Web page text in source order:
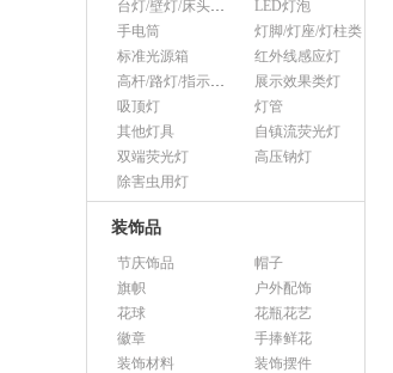
台灯/壁灯/床头灯/落地灯
LED灯泡
手电筒
灯脚/灯座/灯柱类
标准光源箱
红外线感应灯
高杆/路灯/指示灯类
展示效果类灯
吸顶灯
灯管
其他灯具
自镇流荧光灯
双端荧光灯
高压钠灯
除害虫用灯
装饰品
节庆饰品
帽子
旗帜
户外配饰
花球
花瓶花艺
徽章
手捧鲜花
装饰材料
装饰摆件